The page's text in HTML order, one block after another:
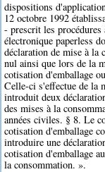
dispositions
12 octobre 1992
- prescrit les
électronique paperless
déclaration de mise à la
nul ainsi que lors de la
cotisation d'emballage
Celle-ci s'effectue de la
introduit deux
des mises à la
années civiles. § 8. Le
cotisation d'emballage
introduire une
cotisation d'emballage
la consommation. ».